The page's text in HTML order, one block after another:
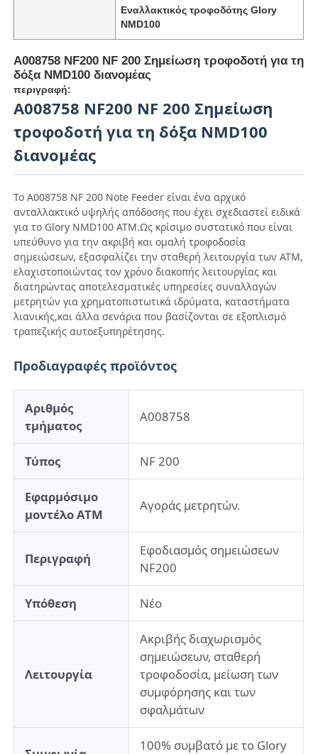
Αρχική Σελίδα
Προϊόντα
Βίντεο
Σχετικά με εμάς
Γύρος εργοστασίων
Ποιοτικός έλεγχος
επαφή
Ζητήστε ένα απόσπασμα
Εναλλακτικός τροφοδότης Glory
NMD100
Α008758 NF200 NF 200 Σημείωση τροφοδοτή για τη
δόξα NMD100 διανομέας
περιγραφή:
Α008758 NF200 NF 200 Σημείωση
τροφοδοτή για τη δόξα NMD100
διανομέας
Το A008758 NF 200 Note Feeder είναι ένα αρχικό
ανταλλακτικό υψηλής απόδοσης που έχει σχεδιαστεί ειδικά
για το Glory NMD100 ATM.Ως κρίσιμο συστατικό που είναι
υπεύθυνο για την ακριβή και ομαλή τροφοδοσία
σημειώσεων, εξασφαλίζει την σταθερή λειτουργία των ΑΤΜ,
ελαχιστοποιώντας τον χρόνο διακοπής λειτουργίας και
διατηρώντας αποτελεσματικές υπηρεσίες συναλλαγών
μετρητών για χρηματοπιστωτικά ιδρύματα, καταστήματα
λιανικής,και άλλα σενάρια που βασίζονται σε εξοπλισμό
τραπεζικής αυτοεξυπηρέτησης.
Προδιαγραφές προϊόντος
Αριθμός
τμήματος
Α008758
Τύπος NF 200
Εφαρμόσιμο
μοντέλο ΑΤΜ
Αγοράς μετρητών.
Περιγραφή
Εφοδιασμός σημειώσεων
NF200
Υπόθεση Νέο
Λειτουργία
Ακριβής διαχωρισμός
σημειώσεων, σταθερή
τροφοδοσία, μείωση των
συμφόρησης και των
σφαλμάτων
100% συμβατό με το Glory